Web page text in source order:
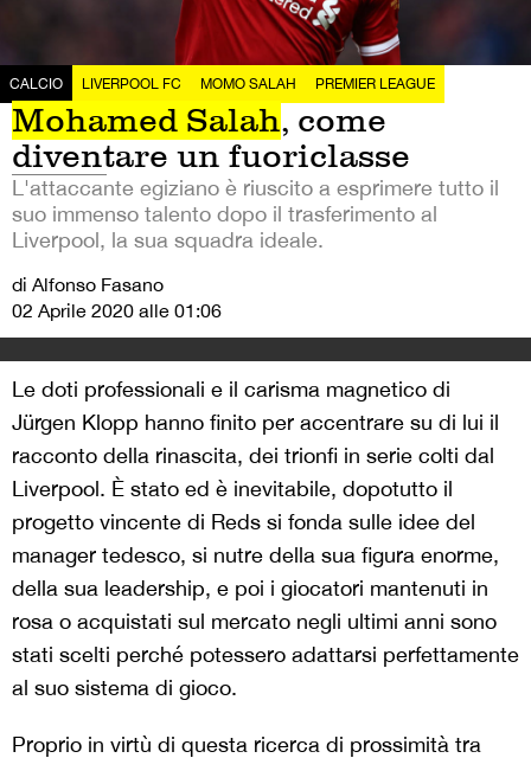
CALCIO LIVERPOOL FC MOMO SALAH PREMIER LEAGUE
Mohamed Salah, come
diventare un fuoriclasse
L'attaccante egiziano è riuscito a esprimere tutto il
suo immenso talento dopo il trasferimento al
Liverpool, la sua squadra ideale.
di Alfonso Fasano
02 Aprile 2020 alle 01:06
Le doti professionali e il carisma magnetico di
Jürgen Klopp hanno finito per accentrare su di lui il
racconto della rinascita, dei trionfi in serie colti dal
Liverpool. È stato ed è inevitabile, dopotutto il
progetto vincente di Reds si fonda sulle idee del
manager tedesco, si nutre della sua figura enorme,
della sua leadership, e poi i giocatori mantenuti in
rosa o acquistati sul mercato negli ultimi anni sono
stati scelti perché potessero adattarsi perfettamente
al suo sistema di gioco.
Proprio in virtù di questa ricerca di prossimità tra